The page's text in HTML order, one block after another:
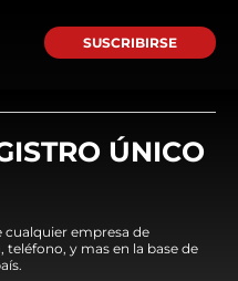
SUSCRIBIRSE
ÚNICO
cualquier empresa de
y mas en la base de